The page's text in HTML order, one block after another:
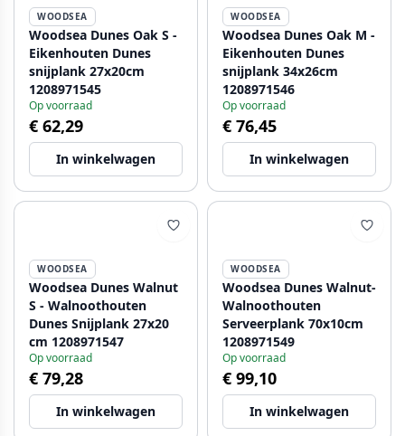
WOODSEA
Woodsea Dunes Oak S -
Eikenhouten Dunes
snijplank 27x20cm
1208971545
Op voorraad
€ 62,29
In winkelwagen
WOODSEA
Woodsea Dunes Oak M -
Eikenhouten Dunes
snijplank 34x26cm
1208971546
Op voorraad
€ 76,45
In winkelwagen
WOODSEA
Woodsea Dunes Walnut
S - Walnoothouten
Dunes Snijplank 27x20
cm 1208971547
Op voorraad
€ 79,28
In winkelwagen
WOODSEA
Woodsea Dunes Walnut-
Walnoothouten
Serveerplank 70x10cm
1208971549
Op voorraad
€ 99,10
In winkelwagen